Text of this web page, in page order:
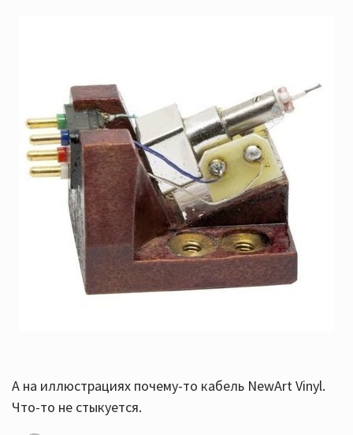
А на иллюстрациях почему-то кабель NewArt Vinyl.
Что-то не стыкуется.